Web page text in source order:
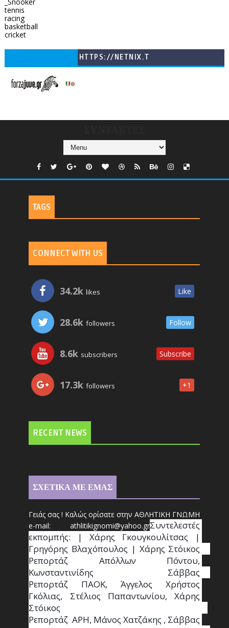
tennis
racing
basketball
cricket
HTTPS://NETNIX.T
TAGS
CONNECT WITH US
34.2k likes Like
28.6k followers Follow
8.6k subscribers Subscribe
17.3k followers +1
RECENT NEWS
ΣΧΕΤΙΚΑ ΜΕ ΕΜΑΣ
Γειάς σας ! Καλώς ορίσατε στην ΑΘΛΗΤΙΚΗ ΓΝΩΜΗ
e-mail: athlitikignomi@yahoo.grΣυντελεστές
εκπομπής: | Χάρης Γκουγκουλίτσας |
Γρηγόρης Βλαχόπουλος | Χάρης Στόικος
Ρεπορτάζ Απόλλων Πόντου,
Κωνσταντινίδης   Σάββας
Ρεπορτάζ ΠΑΟΚ, Άγγελος Χρήστος
Γκόλιας, Στέλιος Παπαντωνίου, Χάρης
Στόικος
Ρεπορτάζ  ΑΡΗ, Μάνος Χατζάκης , Σάββας